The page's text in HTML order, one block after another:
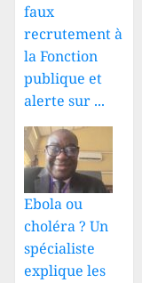
faux
recrutement à
la Fonction
publique et
alerte sur ...
Ebola ou
choléra ? Un
spécialiste
explique les